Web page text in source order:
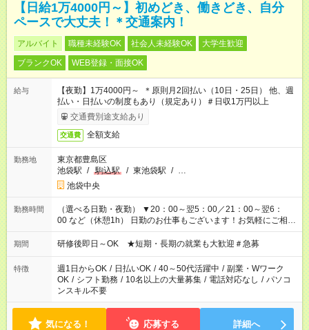
【日給1万4000円～】初めどき、働きどき、自分
ペースで大丈夫！＊交通案内！
アルバイト 職種未経験OK 社会人未経験OK
大学生歓迎
ブランクOK
WEB登録・面接OK
給与
【夜勤】1万4000円～ ＊原則月2回払い（10日・25日） 他、週
払い・日払いの制度もあり（規定あり）＃日収1万円以上
交通費別途支給あり
交通費 全額支給
勤務地
東京都豊島区
池袋駅 / 駒込駅 / 東池袋駅 / …
池袋中央
勤務時間
（選べる日勤・夜勤） ▼20：00～翌5：00／21：00～翌6：
00 など（休憩1h） 日勤のお仕事もございます！お気軽にご相談
ください！
期間 研修後即日～OK ★短期・長期の就業も大歓迎＃急募
特徴 週1日からOK / 日払いOK / 40～50代活躍中 / 副業・Wワーク
OK / シフト勤務 / 10名以上の大量募集 / 電話対応なし / パソコ
ンスキル不要
気になる！ 応募する 詳細へ